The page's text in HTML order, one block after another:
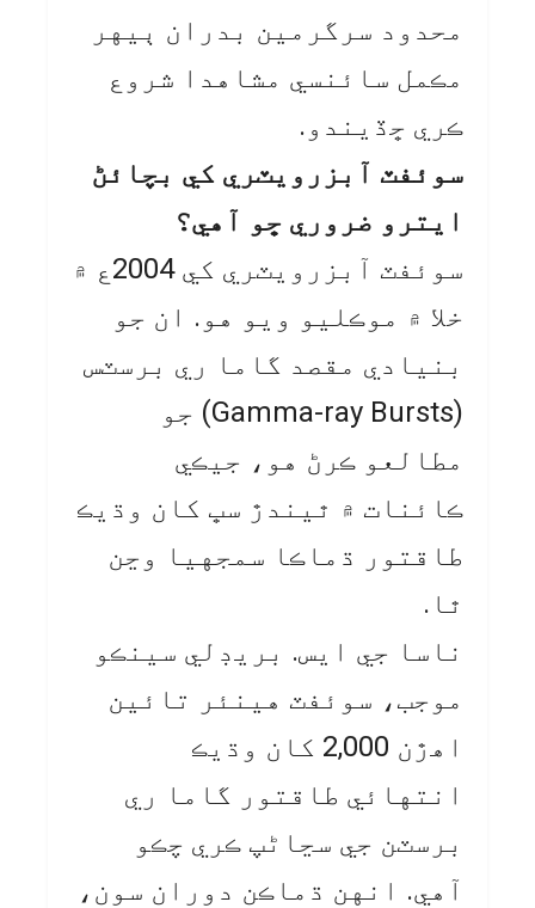
محدود سرگرمين بدران ٻيهر
مڪمل سائنسي مشاهدا شروع
ڪري ڇڏيندو.
سوئفٽ آبزرويٽري کي بچائڻ
ايترو ضروري ڇو آهي؟
سوئفٽ آبزرويٽري کي 2004ع ۾
خلا ۾ موڪليو ويو هو. ان جو
بنيادي مقصد گاما ري برسٽس
(Gamma-ray Bursts) جو
مطالعو ڪرڻ هو، جيڪي
ڪائنات ۾ ٿيندڙ سڀ کان وڌيڪ
طاقتور ڌماڪا سمجهيا وڃن
ٿا.
ناسا جي ايس. بريڊلي سينڪو
موجب، سوئفٽ هينئر تائين
اهڙن 2,000 کان وڌيڪ
انتهائي طاقتور گاما ري
برسٽن جي سڃاڻپ ڪري چڪو
آهي. انهن ڌماڪن دوران سون،